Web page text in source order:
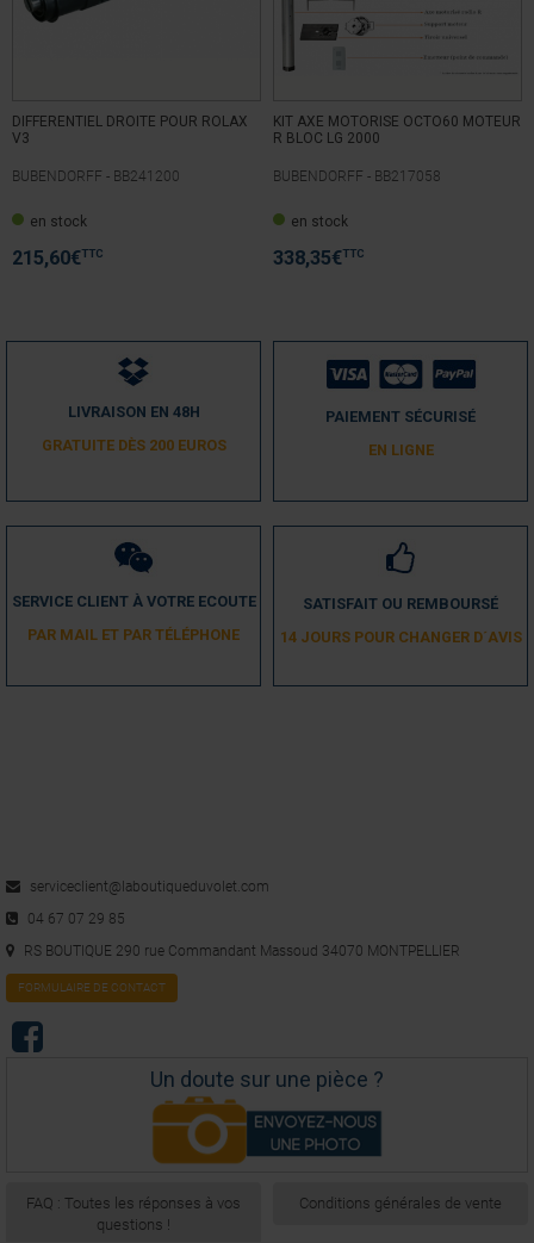
DIFFERENTIEL DROITE POUR ROLAX
V3
BUBENDORFF - BB241200
en stock
215,60€TTC
KIT AXE MOTORISE OCTO60 MOTEUR
R BLOC LG 2000
BUBENDORFF - BB217058
en stock
338,35€TTC
LIVRAISON EN 48H
GRATUITE DÈS 200 EUROS
PAIEMENT SÉCURISÉ
EN LIGNE
SERVICE CLIENT À VOTRE ECOUTE
PAR MAIL ET PAR TÉLÉPHONE
SATISFAIT OU REMBOURSÉ
14 JOURS POUR CHANGER D´AVIS
serviceclient@laboutiqueduvolet.com
04 67 07 29 85
RS BOUTIQUE 290 rue Commandant Massoud 34070 MONTPELLIER
FORMULAIRE DE CONTACT
Un doute sur une pièce ?
FAQ : Toutes les réponses à vos
questions !
Conditions générales de vente